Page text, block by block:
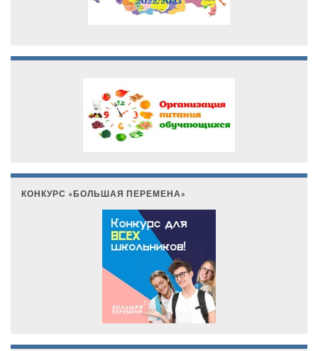
КОНКУРС «БОЛЬШАЯ ПЕРЕМЕНА»